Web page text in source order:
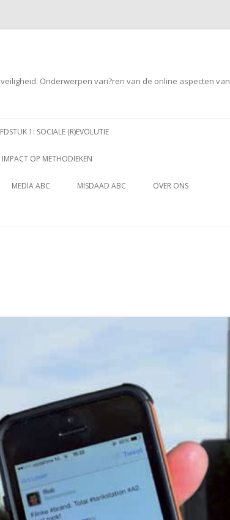
Onderwerpen vari?ren van de online aspecten van
1: SOCIALE (R)EVOLUTIE
OP METHODIEKEN
MEDIA ABC MISDAAD ABC OVER ONS